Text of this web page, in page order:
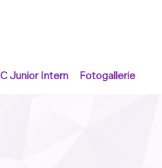
Junior Intern Fotogallerie